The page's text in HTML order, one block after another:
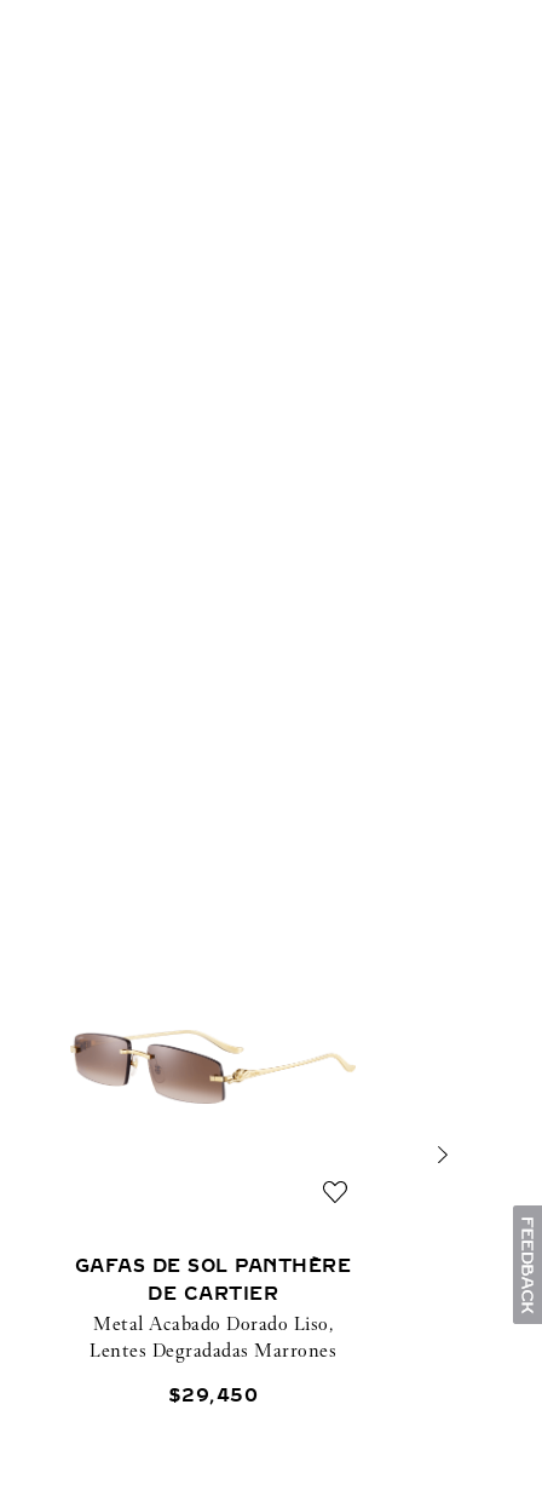
GAFAS DE SOL PANTHÈRE
DE CARTIER
Metal Acabado Dorado Liso,
Lentes Degradadas Marrones
$29,450